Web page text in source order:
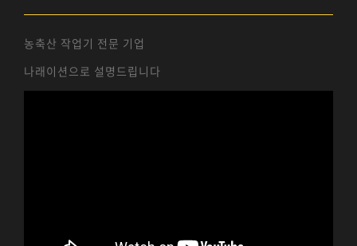
농축산 작업기 전문 기업
나래이션으로 설명드립니다